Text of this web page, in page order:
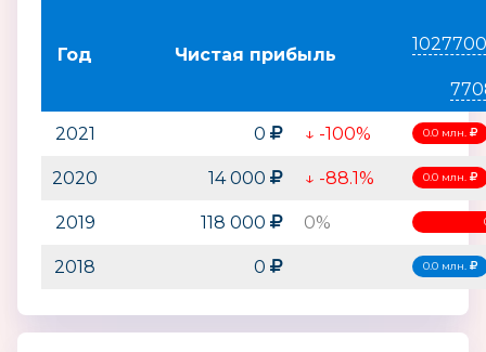
Год Чистая прибыль
2021 0 ↓ -100% 0.0 млн.
2020 14 000 ↓ -88.1% 0.0 млн.
2019 118 000 0%
2018 0 0.0 млн.